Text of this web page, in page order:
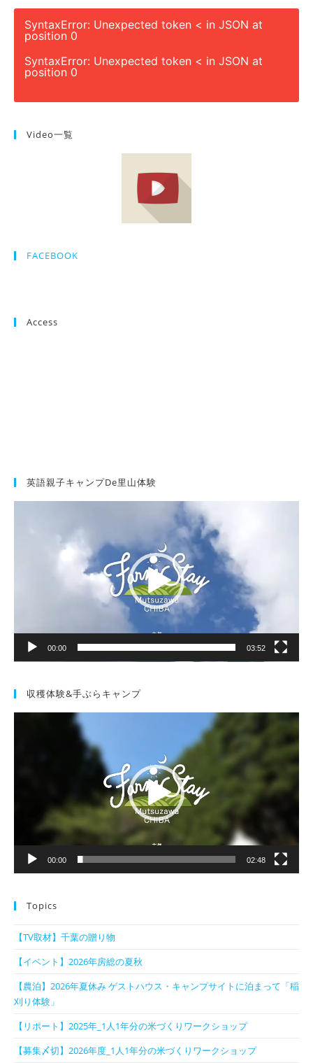
SyntaxError: Unexpected token < in JSON at
position 0
SyntaxError: Unexpected token < in JSON at
position 0
Video一覧
FACEBOOK
Access
英語親子キャンプde里山体験
00:00 03:52
収穫体験&手ぶらキャンプ
00:00 02:48
Topics
【TV取材】千葉の贈り物
【イベント】2026年房総の夏秋
【農泊】2026年夏休み ゲストハウス・キャンプサイトに泊まって「稲
刈り体験」
【リポート】2025年_1人1年分の米づくりワークショップ
【募集〆切】2026年度_1人1年分の米づくりワークショップ